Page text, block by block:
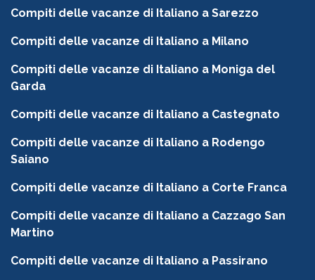
Compiti delle vacanze di Italiano a Sarezzo
Compiti delle vacanze di Italiano a Milano
Compiti delle vacanze di Italiano a Moniga del
Garda
Compiti delle vacanze di Italiano a Castegnato
Compiti delle vacanze di Italiano a Rodengo
Saiano
Compiti delle vacanze di Italiano a Corte Franca
Compiti delle vacanze di Italiano a Cazzago San
Martino
Compiti delle vacanze di Italiano a Passirano